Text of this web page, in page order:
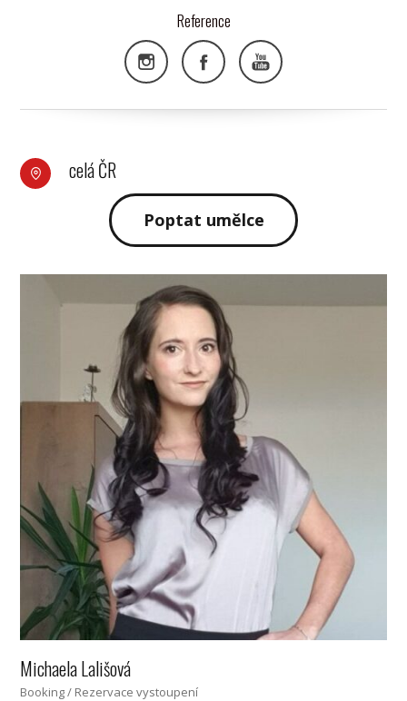
Reference
celá ČR
Poptat umělce
Michaela Lališová
Booking / Rezervace vystoupení